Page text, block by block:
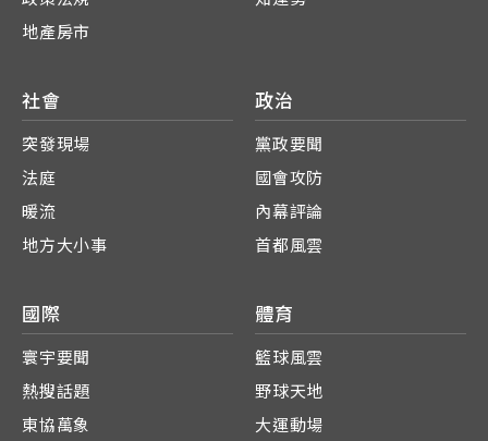
地產房市
社會
突發現場
法庭
暖流
地方大小事
政治
黨政要聞
國會攻防
內幕評論
首都風雲
國際
寰宇要聞
熱搜話題
東協萬象
體育
籃球風雲
野球天地
大運動場